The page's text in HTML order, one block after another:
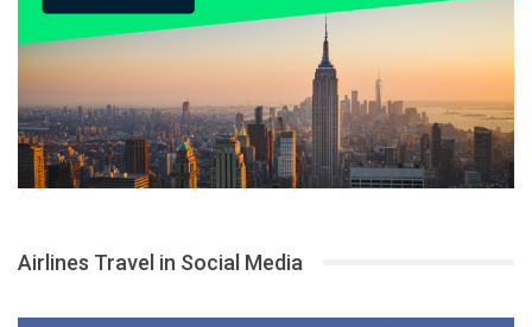
Airlines Travel in Social Media